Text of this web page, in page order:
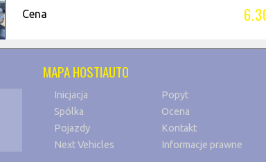
Cena
MAPA HOSTIAUTO
Inicjacja
Spólka
Pojazdy
Next Vehicles
Popyt
Ocena
Kontakt
Informacje prawne